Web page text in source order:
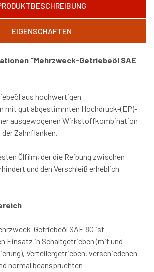
EIGENSCHAFTEN
"Mehrzweck-Getriebeöl SAE
aus hochwertigen
mit gut abgestimmten Hochdruck-(EP)-
ausgewogenen Wirkstoffkombination
der Zahnflanken.
Ölfilm, der die Reibung zwischen
und den Verschleiß erheblich
Getriebeöl SAE 80 ist
Einsatz in Schaltgetrieben (mit und
Verteilergetrieben, verschiedenen
normal beanspruchten